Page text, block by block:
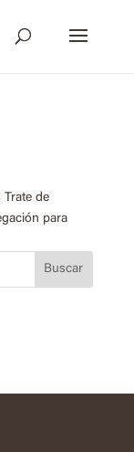
de
para